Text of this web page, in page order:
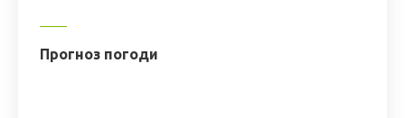
Прогноз погоди